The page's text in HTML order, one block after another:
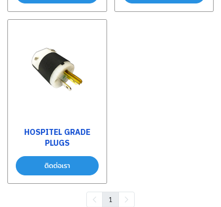
HOSPITEL GRADE
PLUGS
ติดต่อเรา
1